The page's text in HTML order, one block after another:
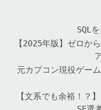
SQL
【2025年版】ゼロ
元カプコン現役ゲー
【文系でも余裕！？